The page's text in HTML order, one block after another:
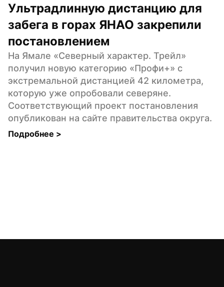
Ультрадлинную дистанцию для
забега в горах ЯНАО закрепили
постановлением
На Ямале «Северный характер. Трейл»
получил новую категорию «Профи+» с
экстремальной дистанцией 42 километра,
которую уже опробовали северяне.
Соответствующий проект постановления
опубликован на сайте правительства округа.
Подробнее >